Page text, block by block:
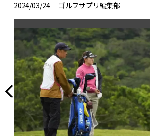
2024/03/24 ゴルフサプリ編集部